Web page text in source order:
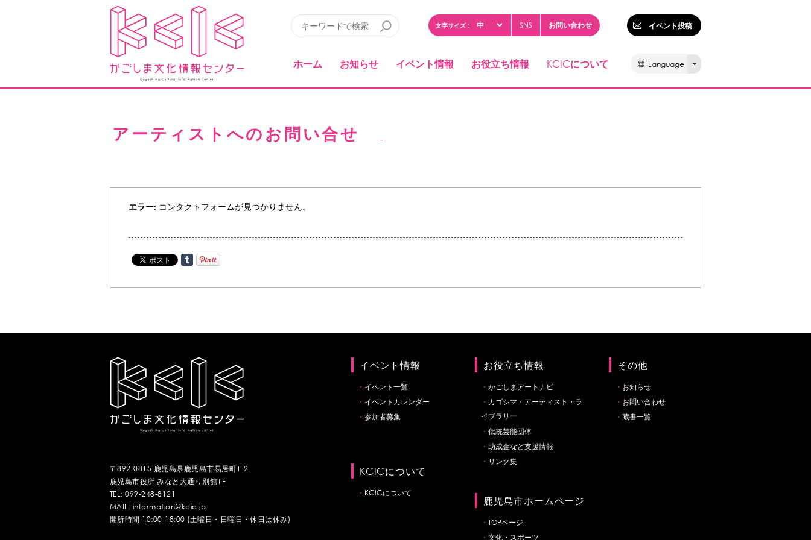
文字サイズ： SNS お問い合わせ イベント投稿
ホーム お知らせ イベント情報 お役立ち情報 KCICについて Language
アーティストへのお問い合せ
エラー: コンタクトフォームが見つかりません。
〒892-0815 鹿児島県鹿児島市易居町1-2
鹿児島市役所 みなと大通り別館1F
TEL: 099-248-8121
MAIL: information@kcic.jp
開所時間 10:00-18:00 (土曜日・日曜日・休日は休み)
イベント情報
イベント一覧
イベントカレンダー
参加者募集
KCICについて
KCICについて
お役立ち情報
かごしまアートナビ
カゴシマ・アーティスト・ラ
イブラリー
伝統芸能団体
助成金など支援情報
リンク集
鹿児島市ホームページ
TOPページ
文化・スポーツ
その他
お知らせ
お問い合わせ
蔵書一覧